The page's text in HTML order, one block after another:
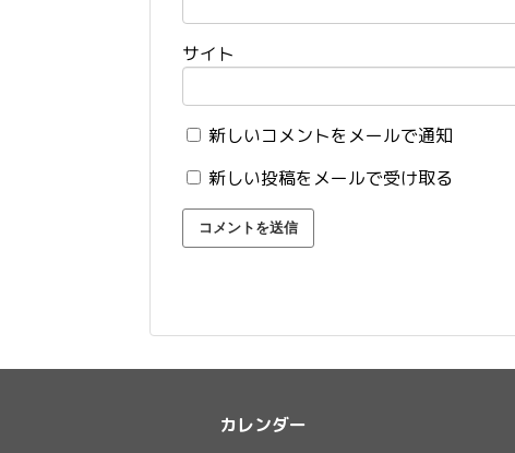
サイト
新しいコメントをメールで通知
新しい投稿をメールで受け取る
カレンダー